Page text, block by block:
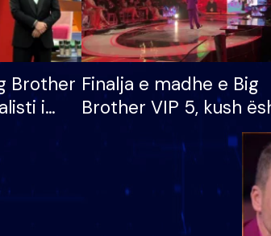
Brother
i
Finalja e madhe e Big
Brother VIP 5, kush
banori i parë që lë
dhe humb
të fituar çmimin e